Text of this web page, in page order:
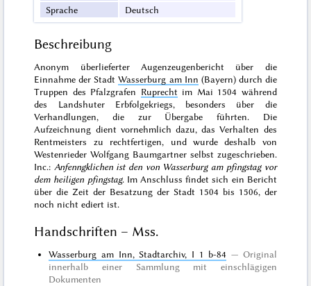
Sprache
Deutsch
Beschreibung
Anonym überlieferter Augenzeugenbericht über die
Einnahme der StadtWasserburg am Inn (Bayern) durch die
Truppen des Pfalzgrafen Ruprecht im Mai 1504 während
des Landshuter Erbfolgekriegs, besonders über die
Verhandlungen, die zur Übergabe führten. Die
Aufzeichnung dient vornehmlich dazu, das Verhalten des
Rentmeisters zu rechtfertigen, und wurde deshalb von
Westenrieder Wolfgang Baumgartner selbst zugeschrieben.
Inc.: Anfenngklichen ist den von Wasserburg am pfingstag vor
dem heiligen pfingstag. Im Anschluss findet sich ein Bericht
über die Zeit der Besatzung der Stadt 1504 bis 1506, der
noch nicht ediert ist.
Handschriften – Mss.
Wasserburg am Inn, Stadtarchiv, I 1 b-84
Original
innerhalb einer Sammlung mit einschlägigen
Dokumenten